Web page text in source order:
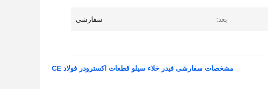
بعد: سفارشی
مشخصات سفارشی فیدر خلاء سیلو قطعات اکسترودر فولاد CE